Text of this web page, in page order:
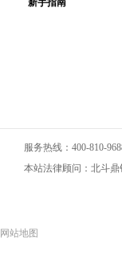
新手指南
服务热线：400-810-
本站法律顾问：北斗
网站地图